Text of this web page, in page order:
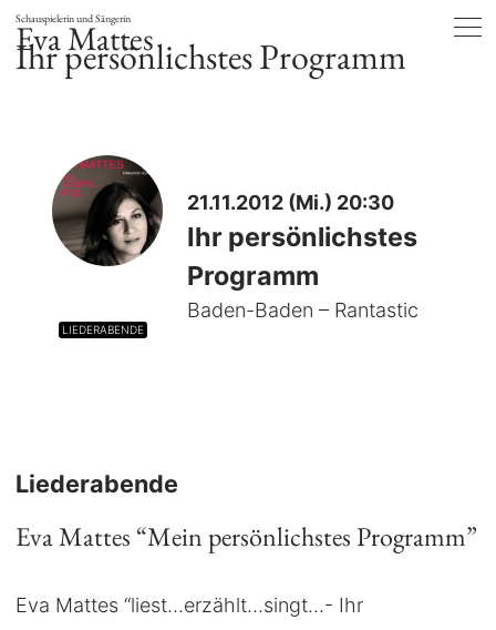
Schauspielerin und Sängerin
Eva Mattes
Ihr persönlichstes Programm
LIEDERABENDE
21.11.2012 (Mi.) 20:30
Ihr persönlichstes
Programm
Baden-Baden – Rantastic
Liederabende
Eva Mattes “Mein persönlichstes Programm”
Eva Mattes “liest...erzählt...singt...- Ihr